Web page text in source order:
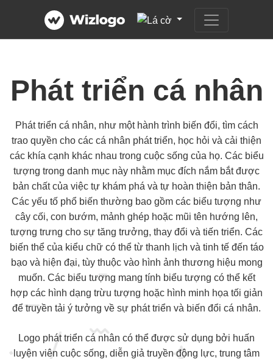
Phát triển cá nhân
Phát triển cá nhân, như một hành trình biến đổi, tìm cách
trao quyền cho các cá nhân phát triển, học hỏi và cải thiện
các khía cạnh khác nhau trong cuộc sống của họ. Các biểu
tượng trong danh mục này nhằm mục đích nắm bắt được
bản chất của việc tự khám phá và tự hoàn thiện bản thân.
Các yếu tố phổ biến thường bao gồm các biểu tượng như
cây cối, con bướm, mảnh ghép hoặc mũi tên hướng lên,
tượng trưng cho sự tăng trưởng, thay đổi và tiến triển. Các
biến thể của kiểu chữ có thể từ thanh lịch và tinh tế đến táo
bạo và hiện đại, tùy thuộc vào hình ảnh thương hiệu mong
muốn. Các biểu tượng mang tính biểu tượng có thể kết
hợp các hình dạng trừu tượng hoặc hình minh họa tối giản
để truyền tải ý tưởng về sự phát triển và biến đổi cá nhân.
Logo phát triển cá nhân có thể được sử dụng bởi huấn
luyện viên cuộc sống, diễn giả truyền động lực, trung tâm